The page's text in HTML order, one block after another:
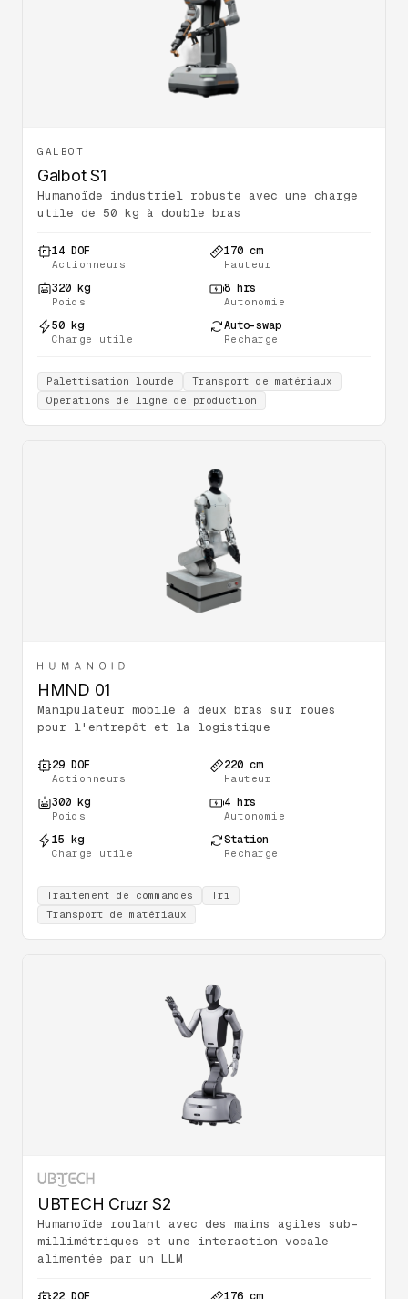
GALBOT
Galbot S1
Humanoïde industriel robuste avec une charge
utile de 50 kg à double bras
14 DOF
Actionneurs
170 cm
Hauteur
320 kg
Poids
8 hrs
Autonomie
50 kg
Charge utile
Auto-swap
Recharge
Palettisation lourde
Transport de matériaux
Opérations de ligne de production
HMND 01
Manipulateur mobile à deux bras sur roues
pour l'entrepôt et la logistique
29 DOF
Actionneurs
220 cm
Hauteur
300 kg
Poids
4 hrs
Autonomie
15 kg
Charge utile
Station
Recharge
Traitement de commandes
Tri
Transport de matériaux
UBTECH Cruzr S2
Humanoïde roulant avec des mains agiles sub-
millimétriques et une interaction vocale
alimentée par un LLM